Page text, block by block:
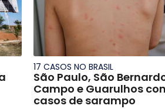
17 CASOS NO BRASIL
São Paulo, São
Campo e Guarulhos
casos de sarampo